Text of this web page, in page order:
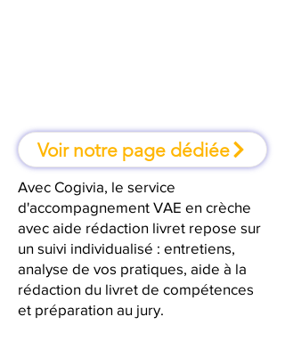
Voir notre page dédiée
Avec Cogivia, le service
d'accompagnement VAE en crèche
avec aide rédaction livret repose sur
un suivi individualisé : entretiens,
analyse de vos pratiques, aide à la
rédaction du livret de compétences
et préparation au jury.